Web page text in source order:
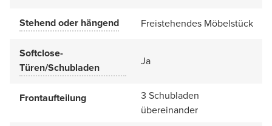
Stehend oder hängend Freistehendes Möbelstück
Softclose-
Türen/Schubladen
Ja
Frontaufteilung
3 Schubladen
übereinander